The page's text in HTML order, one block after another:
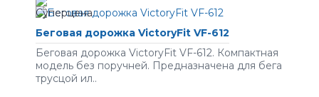
Беговая дорожка VictoryFit VF-612
Беговая дорожка VictoryFit VF-612. Компактная
модель без поручней. Предназначена для бега
трусцой ил..